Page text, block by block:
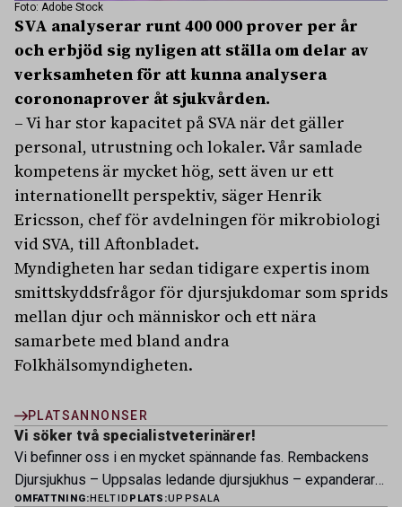
Foto: Adobe Stock
SVA analyserar runt 400 000 prover per år
och erbjöd sig nyligen att ställa om delar av
verksamheten för att kunna analysera
corononaprover åt sjukvården.
– Vi har stor kapacitet på SVA när det gäller
personal, utrustning och lokaler. Vår samlade
kompetens är mycket hög, sett även ur ett
internationellt perspektiv, säger Henrik
Ericsson, chef för avdelningen för mikrobiologi
vid SVA, till Aftonbladet.
Myndigheten har sedan tidigare expertis inom
smittskyddsfrågor för djursjukdomar som sprids
mellan djur och människor och ett nära
samarbete med bland andra
Folkhälsomyndigheten.
PLATSANNONSER
Vi söker två specialistveterinärer!
Vi befinner oss i en mycket spännande fas. Rembackens
Djursjukhus – Uppsalas ledande djursjukhus – expanderar
nu sin specialistverksamhet och söker legitimerade
OMFATTNING: HELTID PLATS:UPPSALA